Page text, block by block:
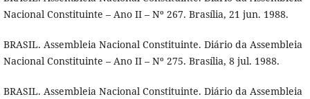
Nacional Constituinte – Ano II – Nº 267. Brasília, 21 jun. 1988.
BRASIL. Assembleia Nacional Constituinte. Diário da Assembleia
Nacional Constituinte – Ano II – Nº 275. Brasília, 8 jul. 1988.
BRASIL. Assembleia Nacional Constituinte. Diário da Assembleia